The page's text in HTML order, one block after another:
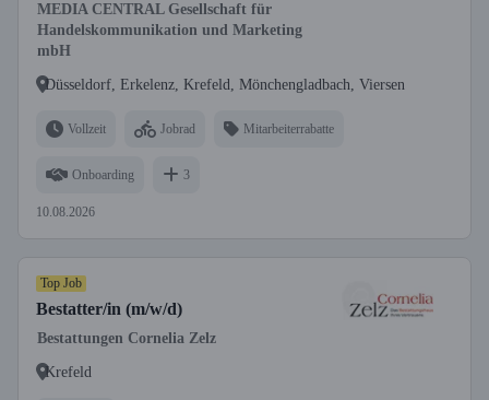
MEDIA CENTRAL Gesellschaft für
Handelskommunikation und Marketing
mbH
Düsseldorf, Erkelenz, Krefeld, Mönchengladbach, Viersen
Vollzeit Jobrad Mitarbeiterrabatte
Onboarding 3
10.08.2026
Top Job
Bestatter/in (m/w/d)
Bestattungen Cornelia Zelz
Krefeld